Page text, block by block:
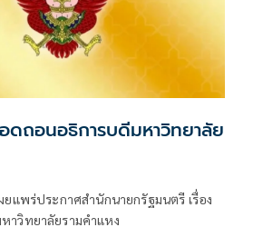
ดถอนอธิการบดีมหาวิทยาลัย
ยแพร่ประกาศสำนักนายกรัฐมนตรี เรื่อง
าวิทยาลัยรามคำแหง